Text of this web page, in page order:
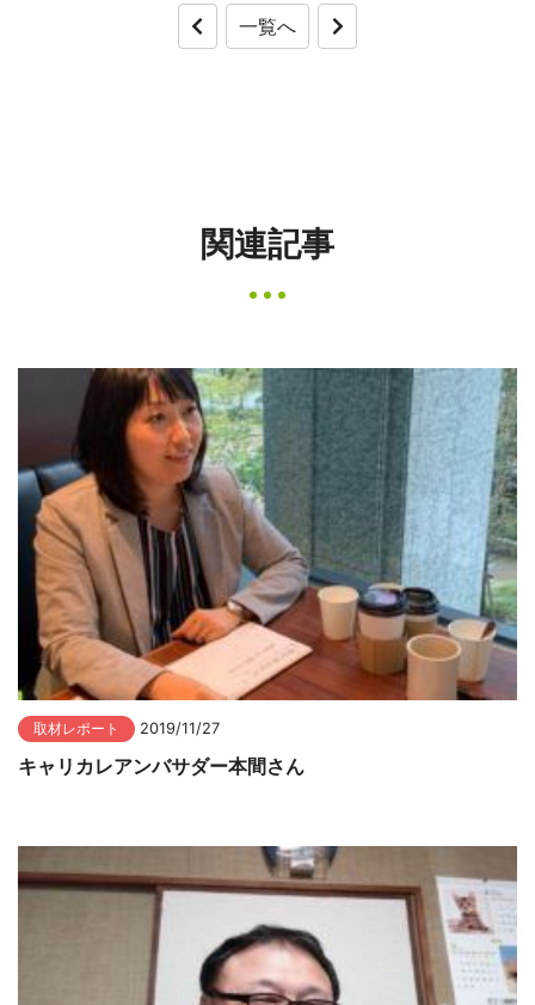
一覧へ
関連記事
取材レポート 2019/11/27
キャリカレアンバサダー本間さん